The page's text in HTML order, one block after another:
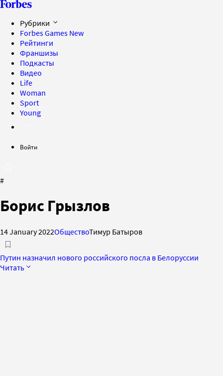
Рубрики
Forbes Games New
Рейтинги
Франшизы
Подкасты
Видео
Life
Woman
Sport
Young
Войти
#
Борис Грызлов
14 January 2022ОбществоТимур Батыров
Путин назначил нового российского посла в Белоруссии
Читать